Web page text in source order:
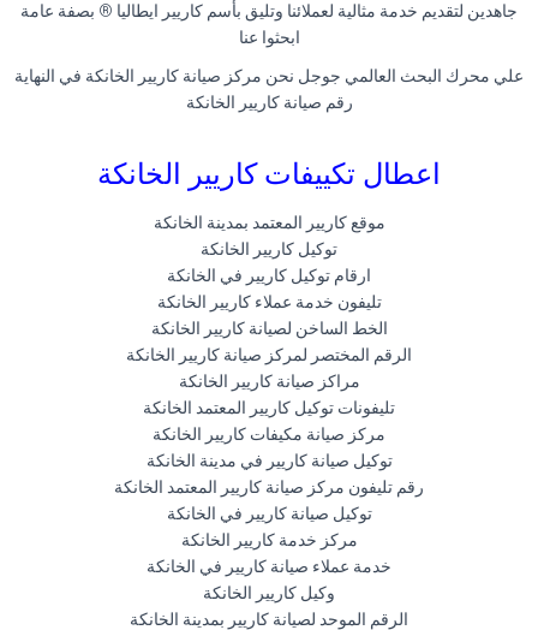
جاهدين لتقديم خدمة مثالية لعملائنا وتليق بأسم كاريير ايطاليا ® بصفة عامة
ابحثوا عنا
علي محرك البحث العالمي جوجل نحن مركز صيانة كاريير الخانكة في النهاية
رقم صيانة كاريير الخانكة
اعطال تكييفات كاريير الخانكة
موقع كاريير المعتمد بمدينة الخانكة
توكيل كاريير الخانكة
ارقام توكيل كاريير في الخانكة
تليفون خدمة عملاء كاريير الخانكة
الخط الساخن لصيانة كاريير الخانكة
الرقم المختصر لمركز صيانة كاريير الخانكة
مراكز صيانة كاريير الخانكة
تليفونات توكيل كاريير المعتمد الخانكة
مركز صيانة مكيفات كاريير الخانكة
توكيل صيانة كاريير في مدينة الخانكة
رقم تليفون مركز صيانة كاريير المعتمد الخانكة
توكيل صيانة كاريير في الخانكة
مركز خدمة كاريير الخانكة
خدمة عملاء صيانة كاريير في الخانكة
وكيل كاريير الخانكة
الرقم الموحد لصيانة كاريير بمدينة الخانكة